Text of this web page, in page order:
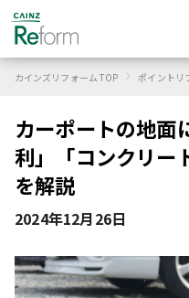
カインズリフォーム TOP › ポイントリ
カーポートの地面
利」「コンクリー
を解説
2024年12月26日